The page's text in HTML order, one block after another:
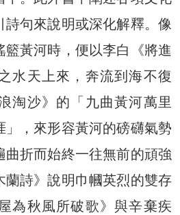
句來說明或深化解釋。像
黃河時，便以李白《將進
水天上來，奔流到海不復
淘沙》的「九曲黃河萬里
，來形容黃河的磅礴氣勢
折而始終一往無前的頑強
蘭詩》說明巾幗英烈的雙存
為秋風所破歌》與辛棄疾